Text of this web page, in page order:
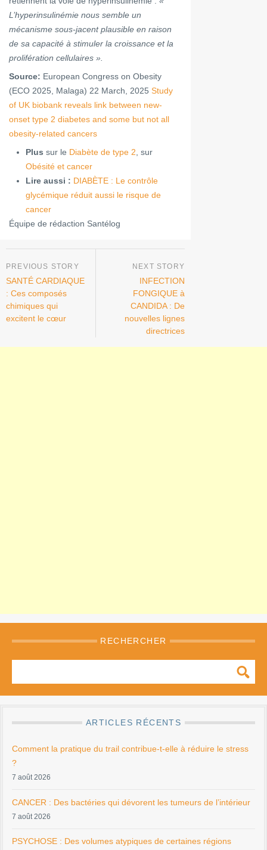
L’hyperinsulinémie nous semble un
mécanisme sous-jacent plausible en raison
de sa capacité à stimuler la croissance et la
prolifération cellulaires ».
Source: European Congress on Obesity
(ECO 2025, Malaga) 22 March, 2025 Study
of UK biobank reveals link between new-
onset type 2 diabetes and some but not all
obesity-related cancers
Plus sur le Diabète de type 2 , sur
Obésité et cancer
Lire aussi : DIABÈTE : Le contrôle
glycémique réduit aussi le risque de
cancer
Équipe de rédaction Santélog
SANTÉ CARDIAQUE
: Ces composés
chimiques qui
excitent le cœur
INFECTION
FONGIQUE à
CANDIDA : De
nouvelles lignes
directrices
RECHERCHER
ARTICLES RÉCENTS
Comment la pratique du trail contribue-t-elle à réduire le stress
?
7 août 2026
CANCER : Des bactéries qui dévorent les tumeurs de l’intérieur
7 août 2026
PSYCHOSE : Des volumes atypiques de certaines régions